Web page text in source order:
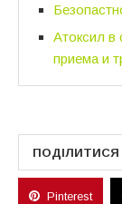
Атоксил в
приема и
ПОДІЛИТИСЯ
Pinterest